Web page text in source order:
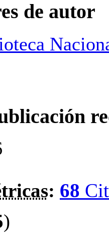
de autor
: 68
)